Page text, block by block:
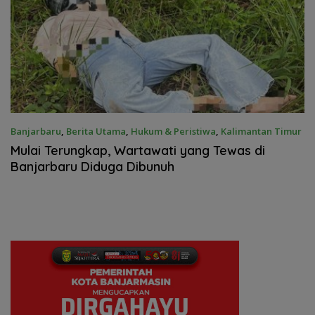
Banjarbaru, Berita Utama, Hukum & Peristiwa, Kalimantan Timur
27 Maret 2025
Mulai Terungkap, Wartawati yang Tewas di
Banjarbaru Diduga Dibunuh